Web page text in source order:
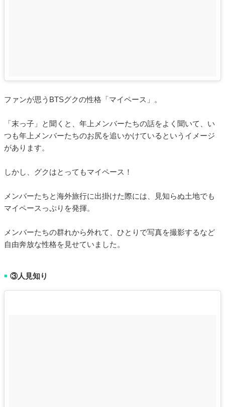
ファンが思うBTSグクの性格「マイペース」。
「末っ子」と聞くと、年上メンバーたちの話をよく聞いて、い
つも年上メンバーたちのお尻を追いかけているというイメージ
があります。
しかし、グクはとってもマイペース！
メンバーたちと海外旅行に出掛けた際には、見知らぬ土地でも
マイペースっぷりを発揮。
メンバーたちの群れから外れて、ひとりで写真を撮影するなど
自由奔放な性格を見せていました。
■ ③人見知り